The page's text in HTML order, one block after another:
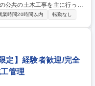
公共の土木工事を主に行って
事受注後
の管理 ３．＜書類作成＞工事
完了書類＞完了書類等を電子
【扶桑】官
事に携われる～
業時間20時間以内 転勤なし
定】経験者歓迎/完全
管理